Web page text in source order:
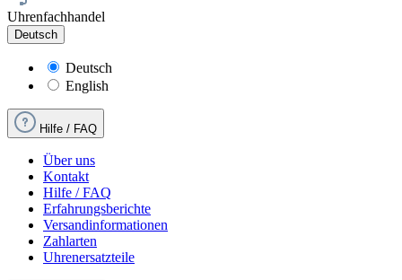
Uhrenfachhandel
Deutsch
Deutsch
English
Hilfe / FAQ
Über uns
Kontakt
Hilfe / FAQ
Erfahrungsberichte
Versandinformationen
Zahlarten
Uhrenersatzteile